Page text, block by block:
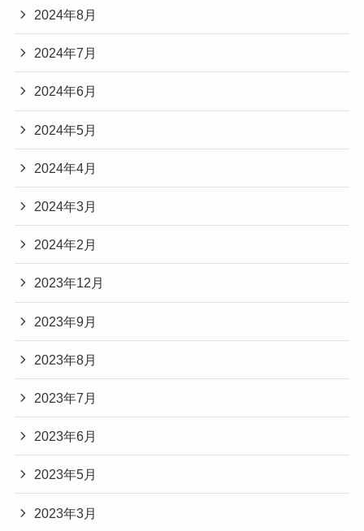
2024年8月
2024年7月
2024年6月
2024年5月
2024年4月
2024年3月
2024年2月
2023年12月
2023年9月
2023年8月
2023年7月
2023年6月
2023年5月
2023年3月